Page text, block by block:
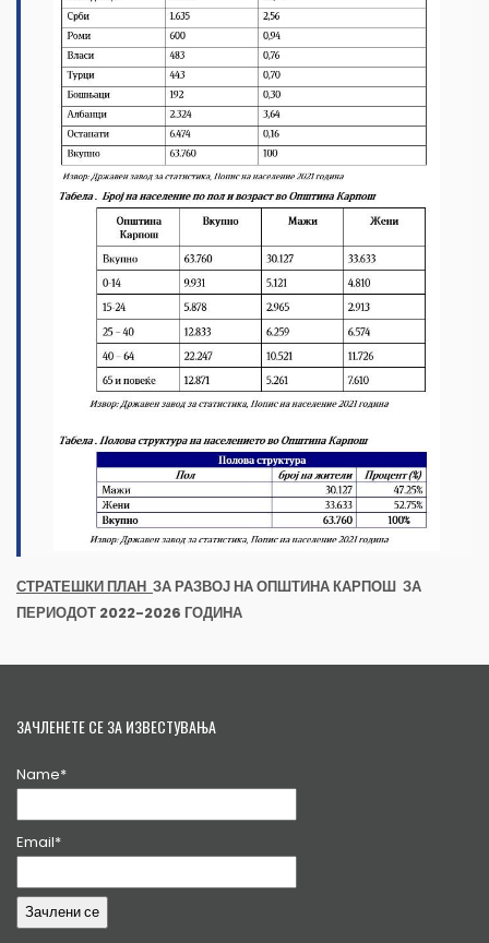
СТРАТЕШКИ ПЛАН ЗА РАЗВОЈ НА ОПШТИНА КАРПОШ ЗА
ПЕРИОДОТ 2022-2026 ГОДИНА
ЗАЧЛЕНЕТЕ СЕ ЗА ИЗВЕСТУВАЊА
Name*
Email*